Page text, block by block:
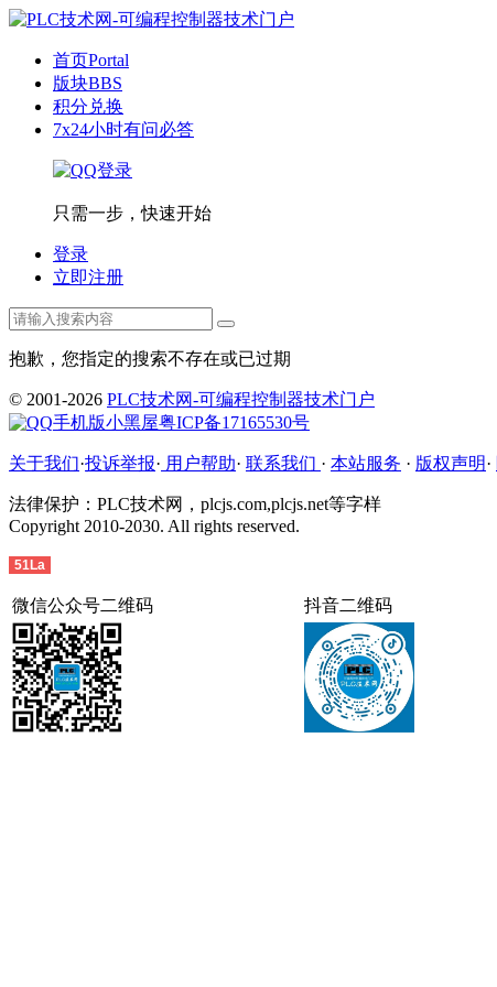
首页Portal
版块BBS
积分兑换
7x24小时有问必答
只需一步，快速开始
登录
立即注册
抱歉，您指定的搜索不存在或已过期
© 2001-2026 PLC技术网-可编程控制器技术门户
手机版小黑屋粤ICP备17165530号
关于我们·投诉举报· 用户帮助· 联系我们 · 本站服务 · 版权声明·
法律保护：PLC技术网，plcjs.com,plcjs.net等字样
Copyright 2010-2030. All rights reserved.
51La
微信公众号二维码 抖音二维码